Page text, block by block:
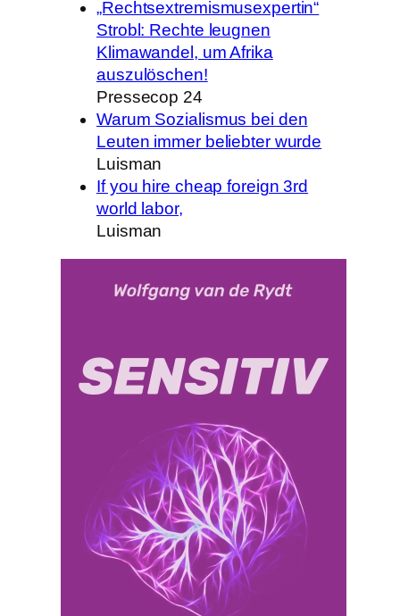
„Rechtsextremismusexpertin“
Strobl: Rechte leugnen
Klimawandel, um Afrika
auszulöschen!
Pressecop 24
Warum Sozialismus bei den
Leuten immer beliebter wurde
Luisman
If you hire cheap foreign 3rd
world labor,
Luisman